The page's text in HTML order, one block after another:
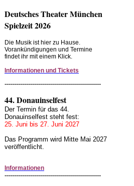
Deutsches Theater München
Spielzeit 2026
Die Musik ist hier zu Hause.
Vorankündigungen und Termine
findet ihr mit einem Klick.
Informationen und Tickets
------------------------------------------------
44. Donauinselfest
Der Termin für das 44.
Donauinselfest steht fest:
25. Juni bis 27. Juni 2027
Das Programm wird Mitte Mai 2027
veröffentlicht.
Informationen
------------------------------------------------